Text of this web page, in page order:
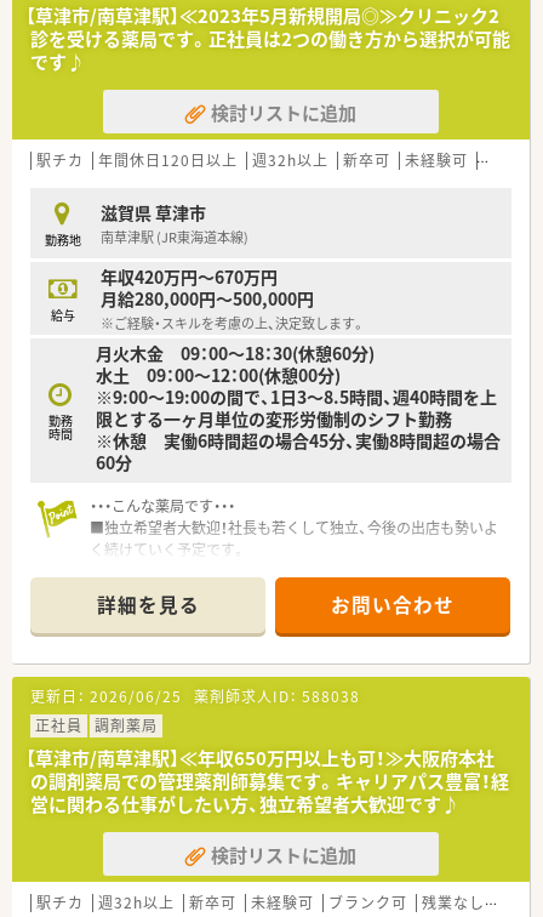
【草津市/南草津駅】≪2023年5月新規開局◎≫クリニック2
診を受ける薬局です。正社員は2つの働き方から選択が可能
です♪
検討リストに追加
駅チカ 年間休日120日以上 週32h以上 新卒可 未経験可 ブラン
勤務地
滋賀県 草津市
南草津駅 (JR東海道本線)
給与
年収420万円～670万円
月給280,000円～500,000円
※ご経験・スキルを考慮の上、決定致します。
勤務
時間
月火木金 09：00～18：30(休憩60分)
水土 09：00～12：00(休憩00分)
※9:00～19:00の間で、1日3～8.5時間、週40時間を上
限とする一ヶ月単位の変形労働制のシフト勤務
※休憩 実働6時間超の場合45分、実働8時間超の場合
60分
・・・こんな薬局です・・・
■独立希望者大歓迎！社長も若くして独立、今後の出店も勢いよ
く続けていく予定です。
行えます。
■堺市内では2店舗展開。ヘルプ体制も充実しています！
詳細を見る お問い合わせ
更新日： 2026/06/25 薬剤師求人ID： 588038
正社員
調剤薬局
【草津市/南草津駅】≪年収650万円以上も可！≫大阪府本社
の調剤薬局での管理薬剤師募集です。キャリアパス豊富！経
営に関わる仕事がしたい方、独立希望者大歓迎です♪
検討リストに追加
駅チカ 週32h以上 新卒可 未経験可 ブランク可 残業なし(ほぼなし含む)